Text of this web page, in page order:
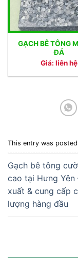
GẠCH BÊ TÔNG
ĐÁ
Giá: liên hệ
This entry was
Gạch bê tông
cao tại Hưng Yên
xuất & cung cấp
lượng hàng đầu